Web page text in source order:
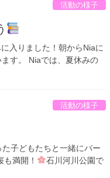
活動の様子
入りました！朝からNiaに
す。 Niaでは、夏休みの
活動の様子
子どもたちと一緒にバー
満開！
石川河川公園で